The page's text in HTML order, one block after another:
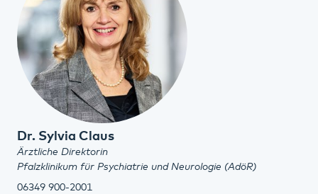
Dr. Sylvia Claus
Ärztliche Direktorin
Pfalzklinikum für Psychiatrie und Neurologie (AdöR)
06349 900-2001